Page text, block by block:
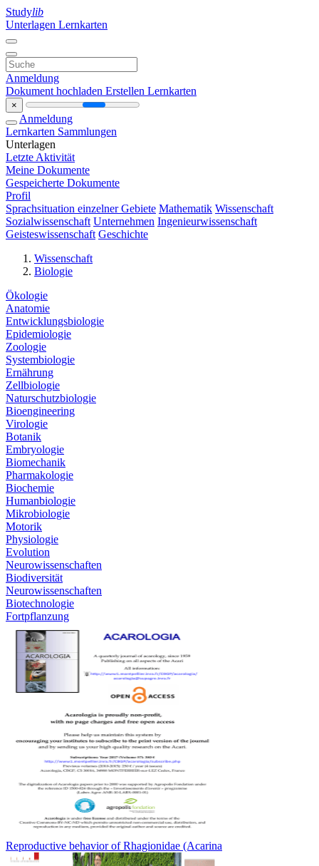
Studylib
Unterlagen Lernkarten
Anmeldung
Dokument hochladen Erstellen Lernkarten
×
Anmeldung
Lernkarten Sammlungen
Unterlagen
Letzte Aktivität
Meine Dokumente
Gespeicherte Dokumente
Profil
Sprachsituation einzelner Gebiete Mathematik Wissenschaft
Sozialwissenschaft Unternehmen Ingenieurwissenschaft
Geisteswissenschaft Geschichte
Wissenschaft
Biologie
Ökologie
Anatomie
Entwicklungsbiologie
Epidemiologie
Zoologie
Systembiologie
Ernährung
Zellbiologie
Naturschutzbiologie
Bioengineering
Virologie
Botanik
Embryologie
Biomechanik
Pharmakologie
Biochemie
Humanbiologie
Mikrobiologie
Motorik
Physiologie
Evolution
Neurowissenschaften
Biodiversität
Neurowissenschaften
Biotechnologie
Fortpflanzung
Reproductive behavior of Rhagionidae (Acarina